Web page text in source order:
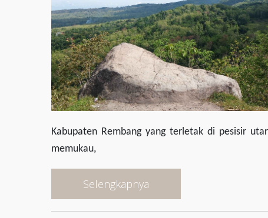
Kabupaten Rembang yang terletak di pesisir
memukau,
Selengkapnya